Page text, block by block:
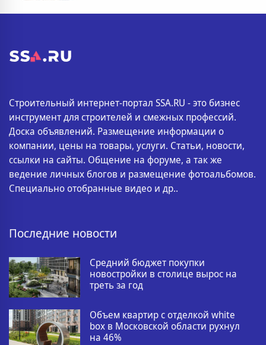
Строительный интернет-портал SSA.RU - это бизнес
инструмент для строителей и смежных профессий.
Доска объявлений. Размещение информации о
компании, цены на товары, услуги. Статьи, новости,
ссылки на сайты. Общение на форуме, а так же
ведение личных блогов и размещение фотоальбомов.
Специально отобранные видео и др..
Последние новости
Средний бюджет покупки
новостройки в столице вырос на
треть за год
Объем квартир с отделкой white
box в Московской области рухнул
на 46%